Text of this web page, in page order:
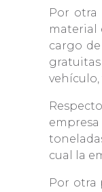
Por otra
material
cargo
vehículo,
cual la
Por otra